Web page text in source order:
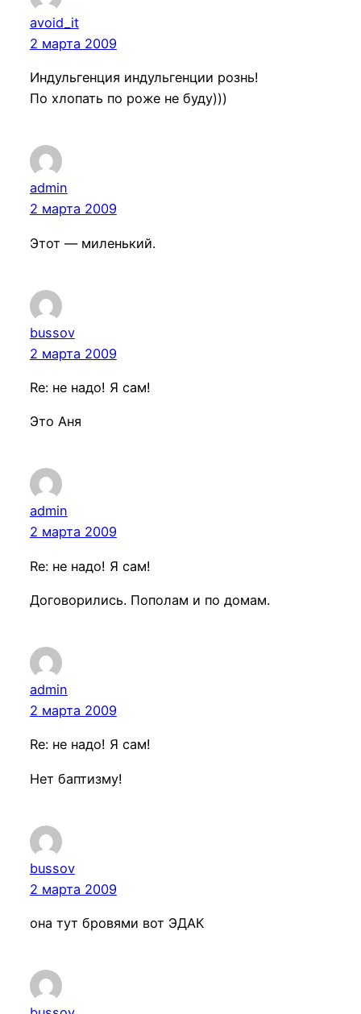
avoid_it
2 марта 2009
Индульгенция индульгенции рознь!
По хлопать по роже не буду)))
admin
2 марта 2009
Этот — миленький.
bussov
2 марта 2009
Re: не надо! Я сам!
Это Аня
admin
2 марта 2009
Re: не надо! Я сам!
Договорились. Пополам и по домам.
admin
2 марта 2009
Re: не надо! Я сам!
Нет баптизму!
bussov
2 марта 2009
она тут бровями вот ЭДАК